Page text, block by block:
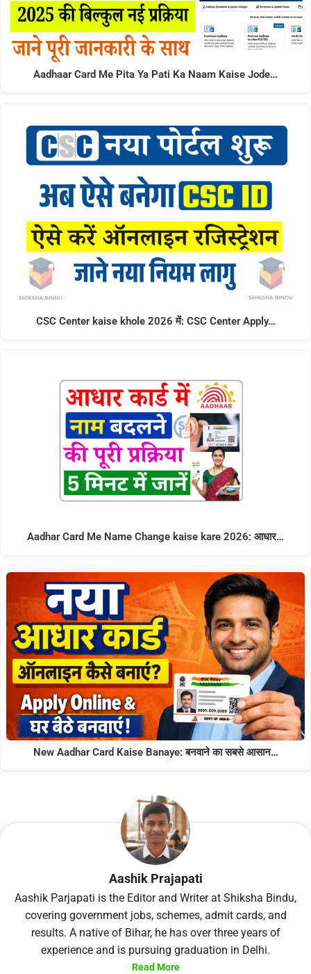
Aadhaar Card Me Pita Ya Pati Ka Naam Kaise Jode…
CSC Center kaise khole 2026 में: CSC Center Apply…
Aadhar Card Me Name Change kaise kare 2026: आधार…
New Aadhar Card Kaise Banaye: बनवाने का सबसे आसान…
Aashik Prajapati
Aashik Parjapati is the Editor and Writer at Shiksha Bindu,
covering government jobs, schemes, admit cards, and
results. A native of Bihar, he has over three years of
experience and is pursuing graduation in Delhi.
Read More